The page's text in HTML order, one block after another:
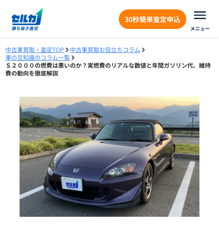
30秒簡単査定申込
メニュー
中古車買取・査定TOP
中古車買取お役立ちコラム
車の豆知識のコラム一覧
Ｓ２０００の燃費は悪いのか？実燃費のリアルな数値と年間ガソリン代、維持
費の動向を徹底解説